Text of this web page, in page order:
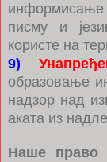
писму и
користе на
9)
образовање
надзор над
аката из
Наше право